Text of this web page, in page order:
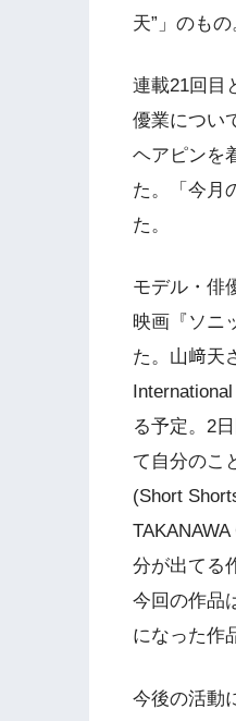
天”」のもの
連載21回目
優業につい
ヘアピンを
た。「今月
た。
モデル・俳
映画『ソニ
た。山﨑天
る予定。2
て自分のこ
(Short
分が出てる
今回の作品
になった作
今後の活動